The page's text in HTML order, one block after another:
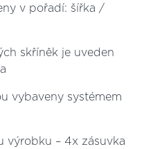
v pořadí: šířka /
skříněk je uveden
vybaveny systémem
výrobku – 4x zásuvka